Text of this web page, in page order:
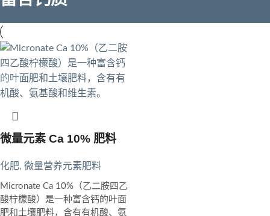
微量元素 Ca 10% 肥料
化肥, 微量营养元素肥料
Micronate Ca 10%（乙二胺四乙
酸柠檬酸）是一种富含钙的叶面
肥和土壤肥料，含有有机酸、氨